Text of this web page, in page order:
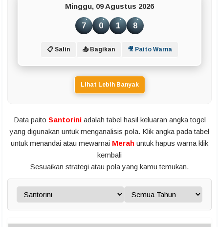
Minggu, 09 Agustus 2026
7 0 1 8
📋 Salin 📤 Bagikan 🎥 Paito Warna
Lihat Lebih Banyak
Data paito Santoriniadalah tabel hasil keluaran angka togel
yang digunakan untuk menganalisis pola. Klik angka pada tabel
untuk menandai atau mewarnai Merah untuk hapus warna klik
kembali
Sesuaikan strategi atau pola yang kamu temukan.